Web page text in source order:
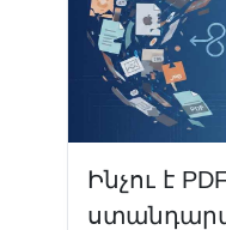
Ինչու է